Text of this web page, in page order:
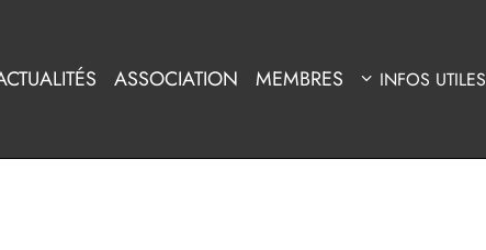
ASSOCIATION MEMBRES INFOS UTILES